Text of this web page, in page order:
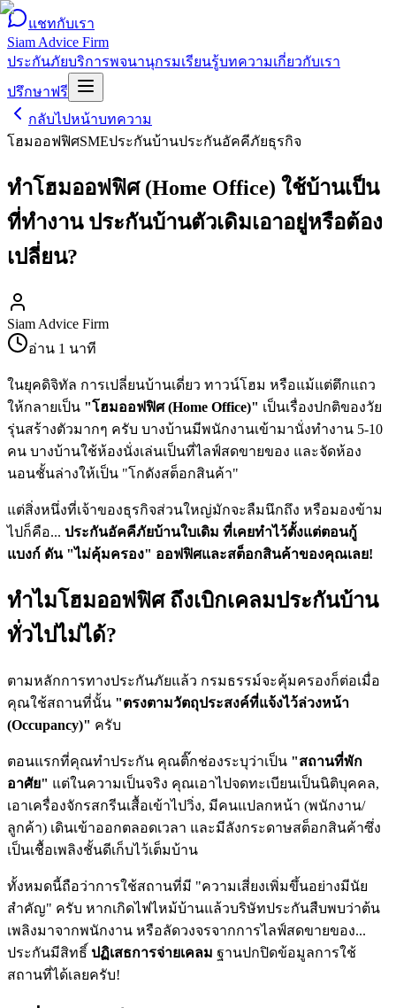
แชทกับเรา
Siam Advice Firm
ประกันภัยบริการพจนานุกรมเรียนรู้บทความเกี่ยวกับเรา
ปรึกษาฟรี
กลับไปหน้าบทความ
โฮมออฟฟิศSMEประกันบ้านประกันอัคคีภัยธุรกิจ
ทำโฮมออฟฟิศ (Home Office) ใช้บ้านเป็น
ที่ทำงาน ประกันบ้านตัวเดิมเอาอยู่หรือต้อง
เปลี่ยน?
Siam Advice Firm
อ่าน 1 นาที
ในยุคดิจิทัล การเปลี่ยนบ้านเดี่ยว ทาวน์โฮม หรือแม้แต่ตึกแถว
ให้กลายเป็น "โฮมออฟฟิศ (Home Office)" เป็นเรื่องปกติของวัย
รุ่นสร้างตัวมากๆ ครับ บางบ้านมีพนักงานเข้ามานั่งทำงาน 5-10
คน บางบ้านใช้ห้องนั่งเล่นเป็นที่ไลฟ์สดขายของ และจัดห้อง
นอนชั้นล่างให้เป็น "โกดังสต็อกสินค้า"
แต่สิ่งหนึ่งที่เจ้าของธุรกิจส่วนใหญ่มักจะลืมนึกถึง หรือมองข้าม
ไปก็คือ... ประกันอัคคีภัยบ้านใบเดิม ที่เคยทำไว้ตั้งแต่ตอนกู้
แบงก์ ดัน "ไม่คุ้มครอง" ออฟฟิศและสต็อกสินค้าของคุณเลย!
ทำไมโฮมออฟฟิศ ถึงเบิกเคลมประกันบ้าน
ทั่วไปไม่ได้?
ตามหลักการทางประกันภัยแล้ว กรมธรรม์จะคุ้มครองก็ต่อเมื่อ
คุณใช้สถานที่นั้น "ตรงตามวัตถุประสงค์ที่แจ้งไว้ล่วงหน้า
(Occupancy)" ครับ
ตอนแรกที่คุณทำประกัน คุณติ๊กช่องระบุว่าเป็น "สถานที่พัก
อาศัย" แต่ในความเป็นจริง คุณเอาไปจดทะเบียนเป็นนิติบุคคล,
เอาเครื่องจักรสกรีนเสื้อเข้าไปวิ่ง, มีคนแปลกหน้า (พนักงาน/
ลูกค้า) เดินเข้าออกตลอดเวลา และมีลังกระดาษสต็อกสินค้าซึ่ง
เป็นเชื้อเพลิงชั้นดีเก็บไว้เต็มบ้าน
ทั้งหมดนี้ถือว่าการใช้สถานที่มี "ความเสี่ยงเพิ่มขึ้นอย่างมีนัย
สำคัญ" ครับ หากเกิดไฟไหม้บ้านแล้วบริษัทประกันสืบพบว่าต้น
เพลิงมาจากพนักงาน หรือลัดวงจรจากการไลฟ์สดขายของ...
ประกันมีสิทธิ์ ปฏิเสธการจ่ายเคลม ฐานปกปิดข้อมูลการใช้
สถานที่ได้เลยครับ!